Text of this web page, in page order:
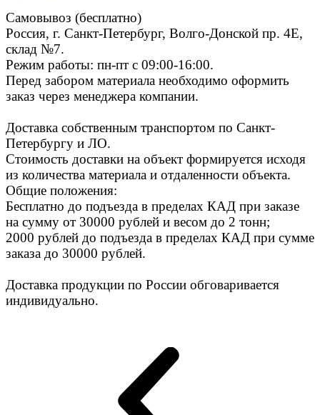
Самовывоз (бесплатно)
Россия, г. Санкт-Петербург, Волго-Донской пр. 4E,
склад №7.
Режим работы: пн-пт с 09:00-16:00.
Перед забором материала необходимо оформить
заказ через менеджера компании.
Доставка собственным транспортом по Санкт-
Петербургу и ЛО.
Стоимость доставки на объект формируется исходя
из количества материала и отдаленности объекта.
Общие положения:
Бесплатно до подъезда в пределах КАД при заказе
на сумму от 30000 рублей и весом до 2 тонн;
2000 рублей до подъезда в пределах КАД при сумме
заказа до 30000 рублей.
Доставка продукции по России обговаривается
индивидуально.